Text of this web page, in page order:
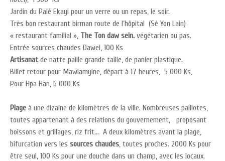
Jardin du Palé Ekayi pour un verre ou un repas, le soir.
Très bon restaurant birman route de l’hôpital (Sé Yon Lain)
« restaurant familial », The Ton daw sein. végétarien ou pas.
Entrée sources chaudes Dawei, 100 Ks
Artisanatde natte paille grande taille, de panier plastique.
Billet retour pour Mawlamyine, départ à 17 heures, 5 000 Ks,
Pour Hpa Han, 6 000 Ks
Plage à une dizaine de kilomètres de la ville. Nombreuses paillotes,
toutes appartenant à des relations du gouvernement, proposant
boissons et grillages, riz frit… A deux kilomètres avant la plage,
bifurcation vers les sources chaudes, toutes proches. 2000 Ks pour
être seul, 100 Ks pour une douche dans un champ, avec les locaux.